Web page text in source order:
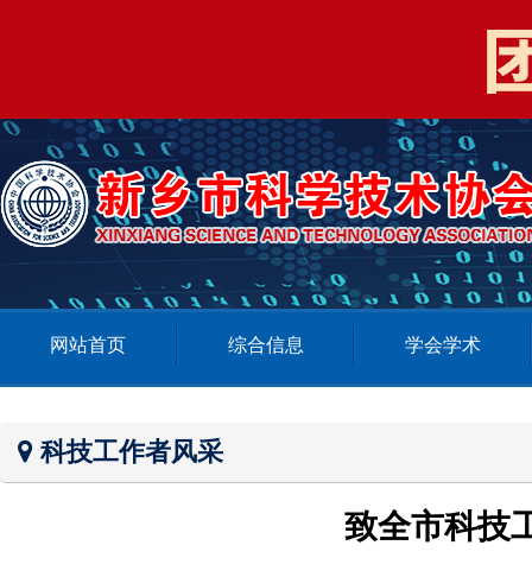
网站首页 综合信息 学会学术
科技工作者风采
致全市科技